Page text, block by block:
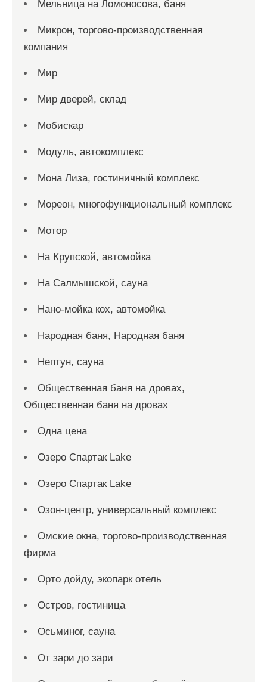
Мельница на Ломоносова, баня
Микрон, торгово-производственная
компания
Мир
Мир дверей, склад
Мобискар
Модуль, автокомплекс
Мона Лиза, гостиничный комплекс
Мореон, многофункциональный комплекс
Мотор
На Крупской, автомойка
На Салмышской, сауна
Нано-мойка кох, автомойка
Народная баня, Народная баня
Нептун, сауна
Общественная баня на дровах,
Общественная баня на дровах
Одна цена
Озеро Спартак Lake
Озеро Спартак Lake
Озон-центр, универсальный комплекс
Омские окна, торгово-производственная
фирма
Орто дойду, экопарк отель
Остров, гостиница
Осьминог, сауна
От зари до зари